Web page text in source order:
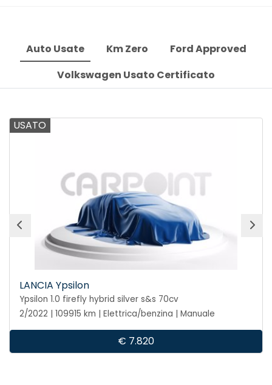
Auto Usate Km Zero
Ford Approved
Volkswagen Usato Certificato
USATO
LANCIA Ypsilon
Ypsilon 1.0 firefly hybrid silver s&s 70cv
2/2022 | 109915 km | Elettrica/benzina | Manuale
€ 7.820